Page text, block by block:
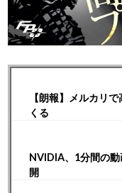
【朗報】メルカリ
くる
NVIDIA、1分間の
開